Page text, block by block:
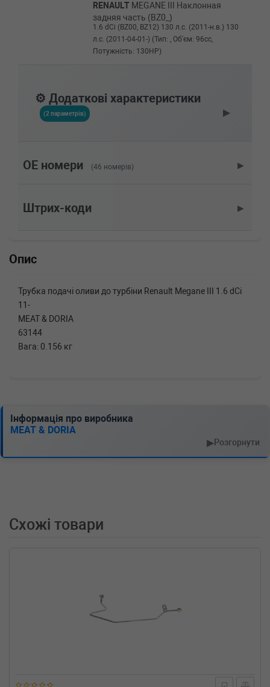
RENAULT MEGANE III Наклонная
задняя часть (BZ0_)
1.6 dCi (BZ00, BZ12) 130 л.с. (2011-н.в.) 130
л.с. (2011-04-01-) (Тип: , Об'єм: 96cc,
Потужність: 130HP)
⚙️ Додаткові характеристики
(2 параметрів) ▶
OE номери (46 номерів) ▶
Штрих-коди ▶
Опис
Трубка подачі оливи до турбіни Renault Megane III 1.6 dCi
11-
MEAT & DORIA
63144
Вага: 0.156 кг
Інформація про виробника
MEAT & DORIA
▶Розгорнути
Схожі товари